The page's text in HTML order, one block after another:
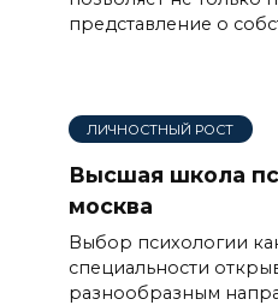
представление о
ЛИЧНОСТНЫЙ РОСТ
Высшая школа
москва
Выбор психологии
специальности
разнообразным